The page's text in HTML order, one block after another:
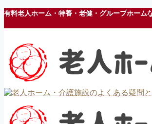
有料老人ホーム・特養・老健・グループホーム